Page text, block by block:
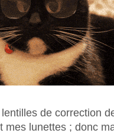
de correction
mes lunettes ; donc